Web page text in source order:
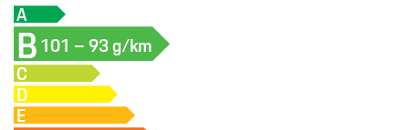
A
B101 – 93 g/km
C
D
E